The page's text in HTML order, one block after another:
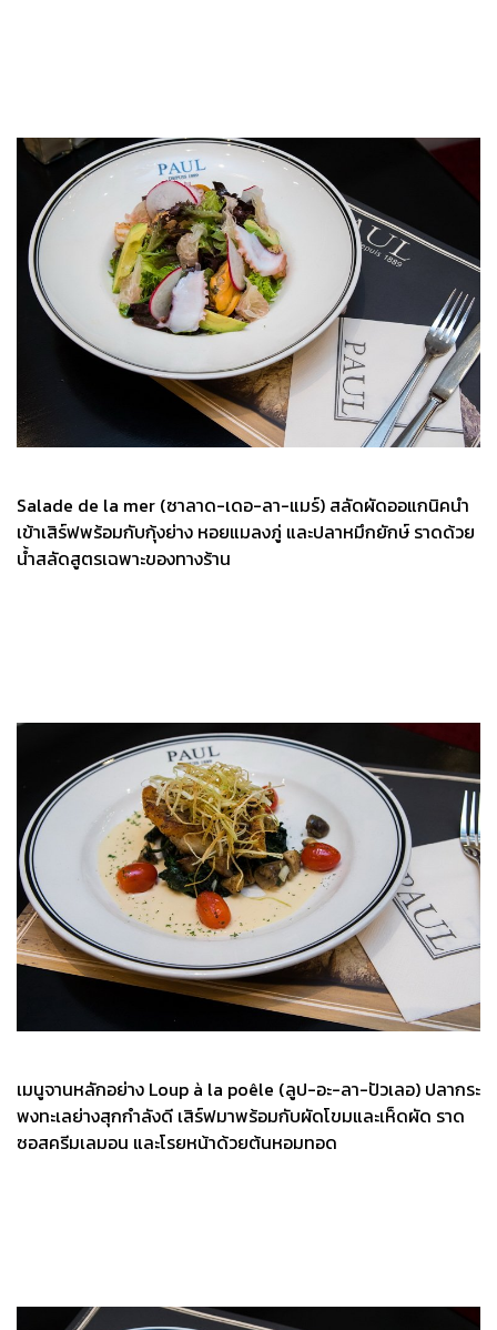
Salade de la mer (ซาลาด-เดอ-ลา-แมร์) สลัดผัดออแกนิคนำ
เข้าเสิร์ฟพร้อมกับกุ้งย่าง หอยแมลงภู่ และปลาหมึกยักษ์ ราดด้วย
น้ำสลัดสูตรเฉพาะของทางร้าน
เมนูจานหลักอย่าง Loup à la poêle (ลูป-อะ-ลา-ปัวเลอ) ปลากระ
พงทะเลย่างสุกกำลังดี เสิร์ฟมาพร้อมกับผัดโขมและเห็ดผัด ราด
ซอสครีมเลมอน และโรยหน้าด้วยต้นหอมทอด